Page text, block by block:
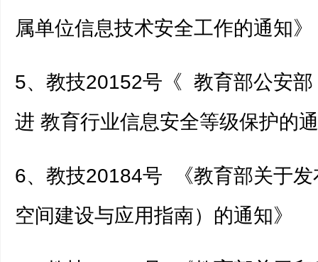
属单位信息技术安全工作的通知》
5、教技20152号《 教育部公安
进 教育行业信息安全等级保护的
6、教技20184号 《教育部关于发
空间建设与应用指南）的通知》